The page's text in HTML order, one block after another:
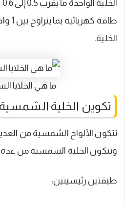
الخلية.
ما هي الخلايا
تكوين الخلية الشمسية
تتكون الألواح الشمسية من
وتتكون الخلية الشمسية من
طبقتين رئيسيتين: